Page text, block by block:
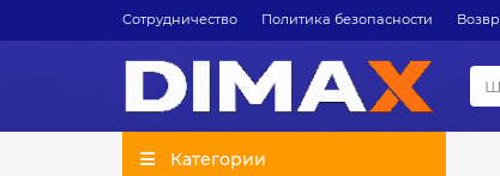
Сотрудничество Политика безопасности
Категории